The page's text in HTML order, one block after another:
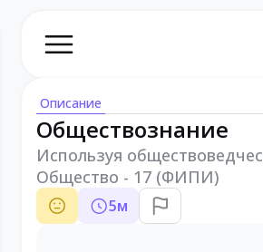
Описание
Обществознание
Используя
Общество - 17 (ФИПИ)
5м